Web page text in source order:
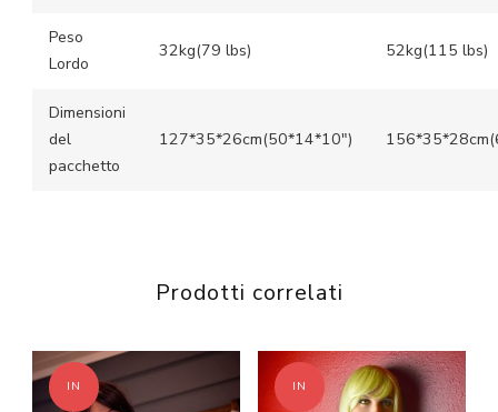
Peso
Lordo
32kg(79 lbs) 52kg(115 lbs)
Dimensioni
del
pacchetto
127*35*26cm(50*14*10″)
Prodotti correlati
IN IN